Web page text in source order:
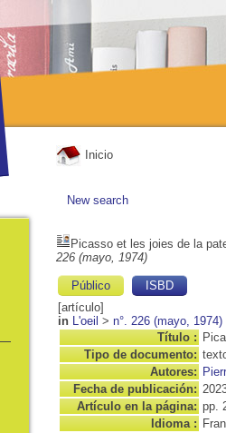
Inicio
New search
Picasso et les joies de la
226 (mayo, 1974)
Público
ISBD
[artículo]
in L'oeil > n°. 226 (mayo, 1974)
Título :
Tipo de documento:
Autores:
Fecha de publicación:
Artículo en la página: pp.
Idioma :